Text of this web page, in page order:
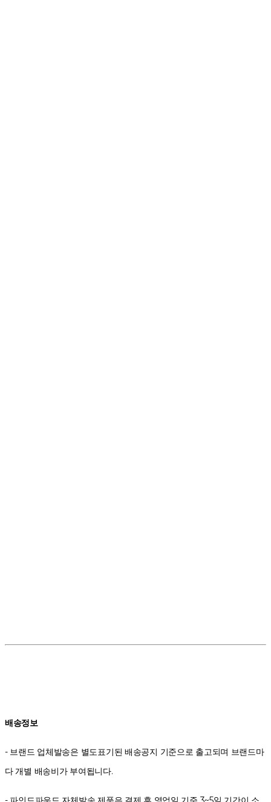
배송정보
- 브랜드 업체발송은 별도표기된 배송공지 기준으로 출고되며 브랜드마
다 개별 배송비가 부여됩니다.